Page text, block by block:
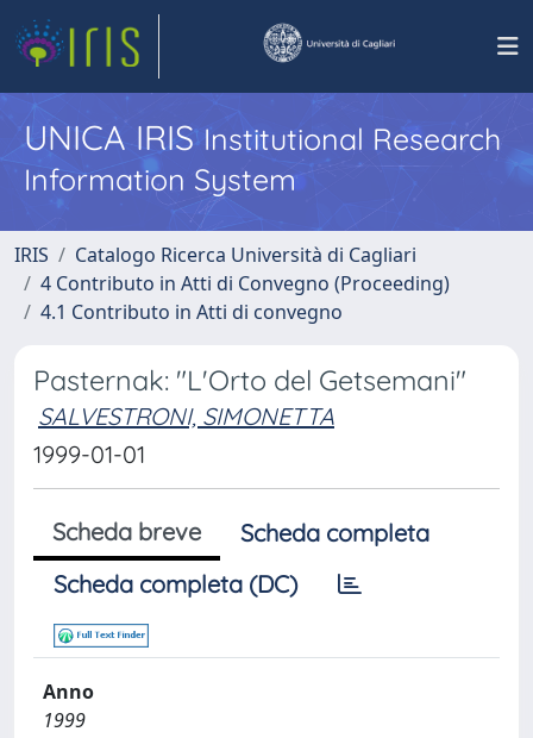
UNICA IRISInstitutional Research
Information System
IRIS
Catalogo Ricerca Università di Cagliari
4 Contributo in Atti di Convegno (Proceeding)
4.1 Contributo in Atti di convegno
Pasternak: "L'Orto del Getsemani"
SALVESTRONI, SIMONETTA
1999-01-01
Scheda breve
Scheda completa
Scheda completa (DC)
Anno
1999